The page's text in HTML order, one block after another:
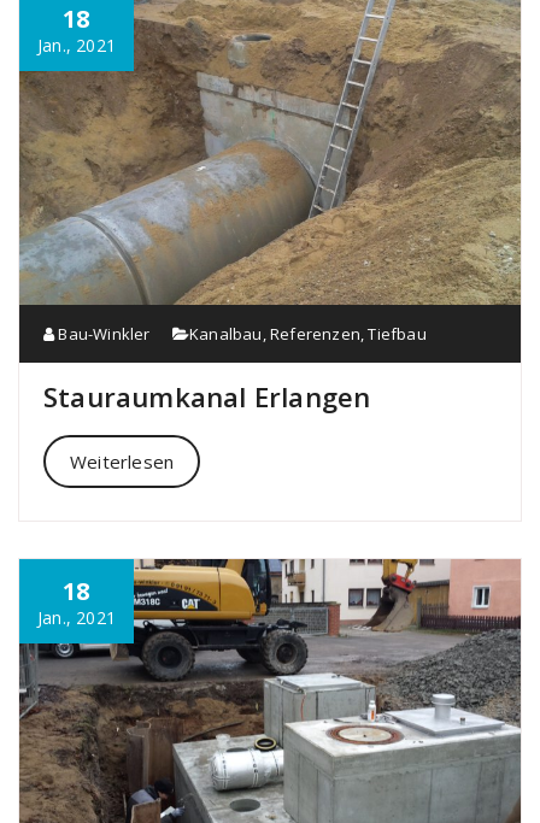
18
Jan., 2021
Bau-Winkler Kanalbau,Referenzen,Tiefbau
Stauraumkanal Erlangen
Weiterlesen
18
Jan., 2021